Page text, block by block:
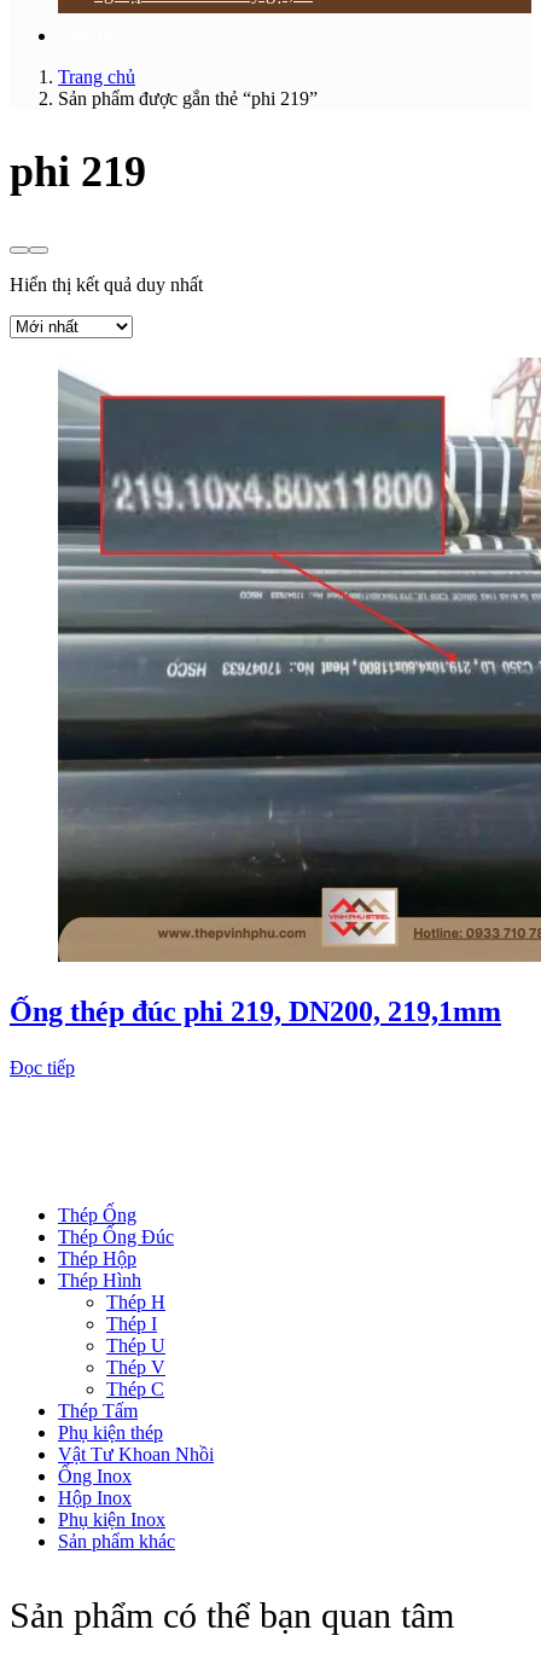
Trang chủ
Sản phẩm được gắn thẻ “phi 219”
phi 219
Hiển thị kết quả duy nhất
Ống thép đúc phi 219, DN200, 219,1mm
Đọc tiếp
Thép Ống
Thép Ống Đúc
Thép Hộp
Thép Hình
Thép H
Thép I
Thép U
Thép V
Thép C
Thép Tấm
Phụ kiện thép
Vật Tư Khoan Nhồi
Ống Inox
Hộp Inox
Phụ kiện Inox
Sản phẩm khác
Sản phẩm có thể bạn quan tâm